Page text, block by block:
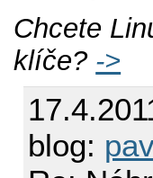
Chcete
klíče? ->
blog: